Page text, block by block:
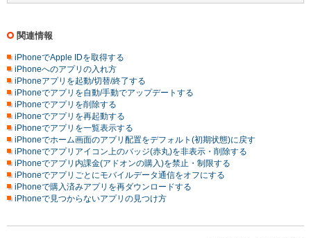
関連情報
iPhoneでApple IDを取得する
iPhoneへのアプリの入れ方
iPhoneアプリを起動/切替/終了する
iPhoneでアプリを自動/手動でアップデートする
iPhoneでアプリを削除する
iPhoneでアプリを再起動する
iPhoneでアプリを一覧表示する
iPhoneでホーム画面のアプリ配置をデフォルト(初期状態)に戻す
iPhoneでアプリアイコン上のバッジ(赤丸)を非表示・削除する
iPhoneでアプリ内課金(アドオンの購入)を禁止・制限する
iPhoneでアプリごとにモバイルデータ通信をオフにする
iPhoneで購入済みアプリを再ダウンロードする
iPhoneで見つからないアプリの見つけ方